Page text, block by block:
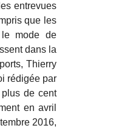
entrevues
que les
le mode de
dans la
Thierry
rédigée par
de cent
en avril
2016,